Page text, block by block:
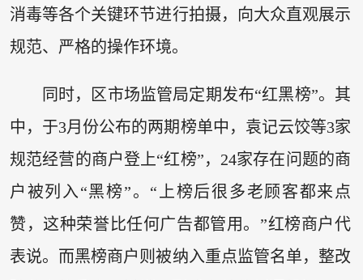
消毒等各个关键环节进行拍摄，向大众直观展示
规范、严格的操作环境。
同时，区市场监管局定期发布“红黑榜”。其
中，于3月份公布的两期榜单中，袁记云饺等3家
规范经营的商户登上“红榜”，24家存在问题的商
户被列入“黑榜”。“上榜后很多老顾客都来点
赞，这种荣誉比任何广告都管用。”红榜商户代
表说。而黑榜商户则被纳入重点监管名单，整改